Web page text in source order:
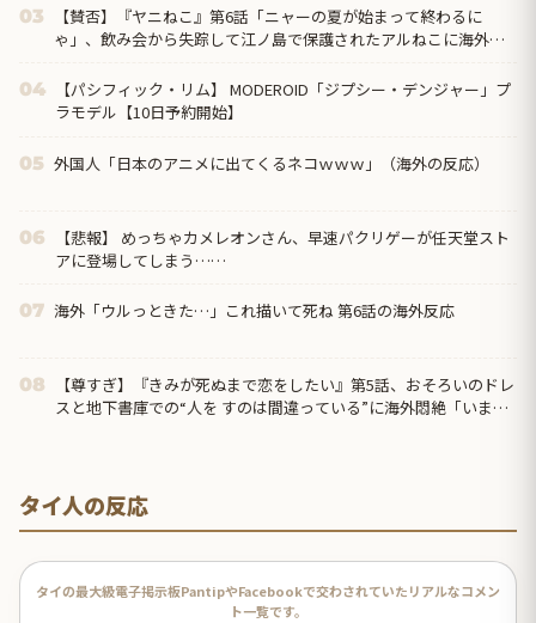
03
【賛否】『ヤニねこ』第6話「ニャーの夏が始まって終わるに
ゃ」、飲み会から失踪して江ノ島で保護されたアルねこに海外ざ
ぞ、夢か？」
04
【パシフィック・リム】 MODEROID「ジプシー・デンジャー」プ
ラモデル【10日予約開始】
05 外国人「日本のアニメに出てくるネコｗｗｗ」（海外の反応）
06
【悲報】 めっちゃカメレオンさん、早速パクリゲーが任天堂スト
アに登場してしまう……
07 海外「ウルっときた…」これ描いて死ね 第6話の海外反応
08
【尊すぎ】『きみが死ぬまで恋をしたい』第5話、おそろいのドレ
スと地下書庫での“人を すのは間違っている”に海外悶絶「いまの
タイ人の反応
タイの最大級電子掲示板PantipやFacebookで交わされていたリアルなコメン
ト一覧です。